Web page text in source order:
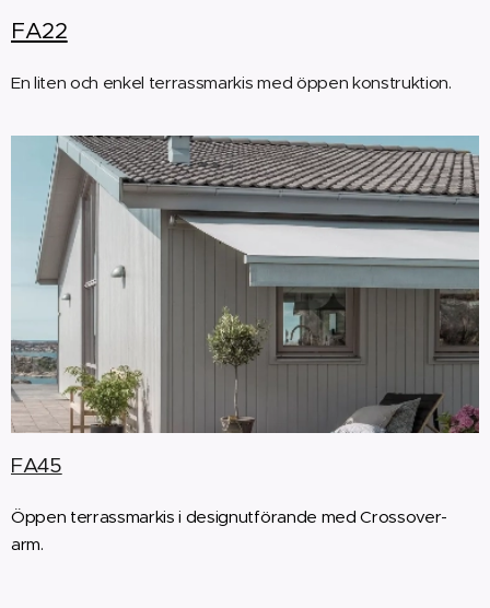
FA22
En liten och enkel terrassmarkis med öppen konstruktion.
FA45
Öppen terrassmarkis i designutförande med Crossover-
arm.